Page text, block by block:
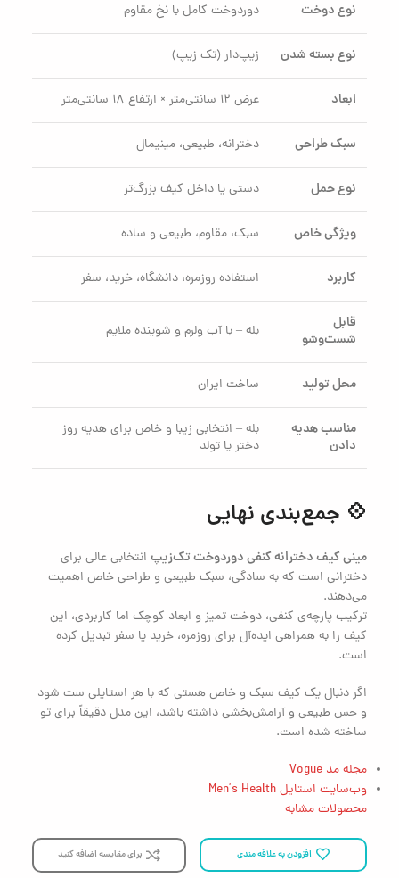
نوع دوخت دور‌دوخت کامل با نخ مقاوم
نوع بسته شدن زیپ‌دار (تک زیپ)
ابعاد عرض ۱۲ سانتی‌متر × ارتفاع ۱۸ سانتی‌متر
سبک طراحی دخترانه، طبیعی، مینیمال
نوع حمل دستی یا داخل کیف بزرگ‌تر
ویژگی خاص سبک، مقاوم، طبیعی و ساده
کاربرد استفاده روزمره، دانشگاه، خرید، سفر
قابل
شست‌وشو
بله – با آب ولرم و شوینده ملایم
محل تولید ساخت ایران
مناسب هدیه
دادن
بله – انتخابی زیبا و خاص برای هدیه روز
دختر یا تولد
💠 جمع‌بندی نهایی
مینی کیف دخترانه کنفی دور‌دوخت تک‌زیپ انتخابی عالی برای
دخترانی است که به سادگی، سبک طبیعی و طراحی خاص اهمیت
می‌دهند.
ترکیب پارچه‌ی کنفی، دوخت تمیز و ابعاد کوچک اما کاربردی، این
کیف را به همراهی ایده‌آل برای روزمره، خرید یا سفر تبدیل کرده
است.
اگر دنبال یک کیف سبک و خاص هستی که با هر استایلی ست شود
و حس طبیعی و آرامش‌بخشی داشته باشد، این مدل دقیقاً برای تو
ساخته شده است.
مجله مد Vogue
وب‌سایت استایل Men’s Health
محصولات مشابه
افزودن به علاقه مندی برای مقایسه اضافه کنید